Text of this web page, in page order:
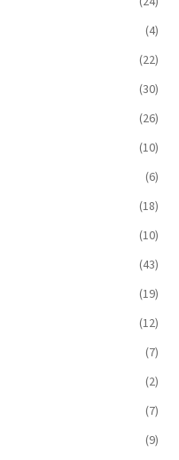
(4)
(22)
(30)
(26)
(10)
(6)
(18)
(10)
(43)
(19)
(12)
(7)
(2)
(7)
(9)